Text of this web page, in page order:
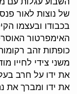
של נוצות לאור
בכבודו ובעצמו
האימפרטור
כופתות זהב
משני צידי לחייו
את ידו על חרב
את ידו ומברך את